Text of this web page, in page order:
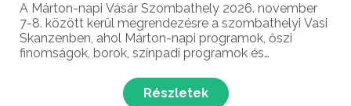
A Márton-napi Vásár Szombathely 2026. november
7-8. között kerül megrendezésre a szombathelyi Vasi
Skanzenben, ahol Márton-napi programok, őszi
finomságok, borok, színpadi programok és
Részletek